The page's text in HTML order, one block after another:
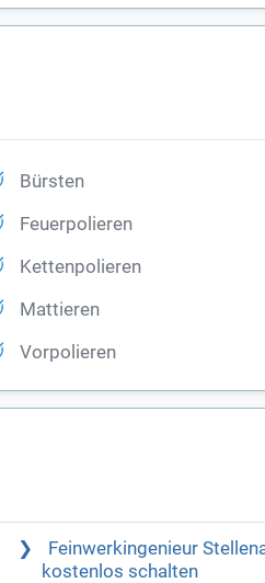
Bürsten
Feuerpolieren
Kettenpolieren
Mattieren
Vorpolieren
Feinwerkingenieur
kostenlos schalten